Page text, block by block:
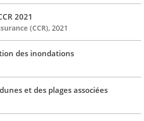
2021
(CCR), 2021
des inondations
et des plages associées